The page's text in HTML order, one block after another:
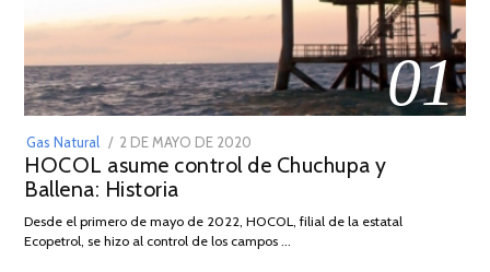
01
Gas Natural
POSTED
ON
2 DE MAYO DE 2020
DE
2026
HOCOL asume control de Chuchupa y
Ballena: Historia
Desde el primero de mayo de 2022, HOCOL, filial de la estatal
Ecopetrol, se hizo al control de los campos …